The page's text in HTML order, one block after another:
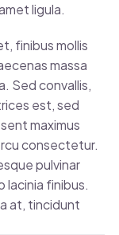
ligula.
finibus mollis
massa
Sed convallis,
est, sed
maximus
consectetur.
pulvinar
lacinia finibus.
at, tincidunt